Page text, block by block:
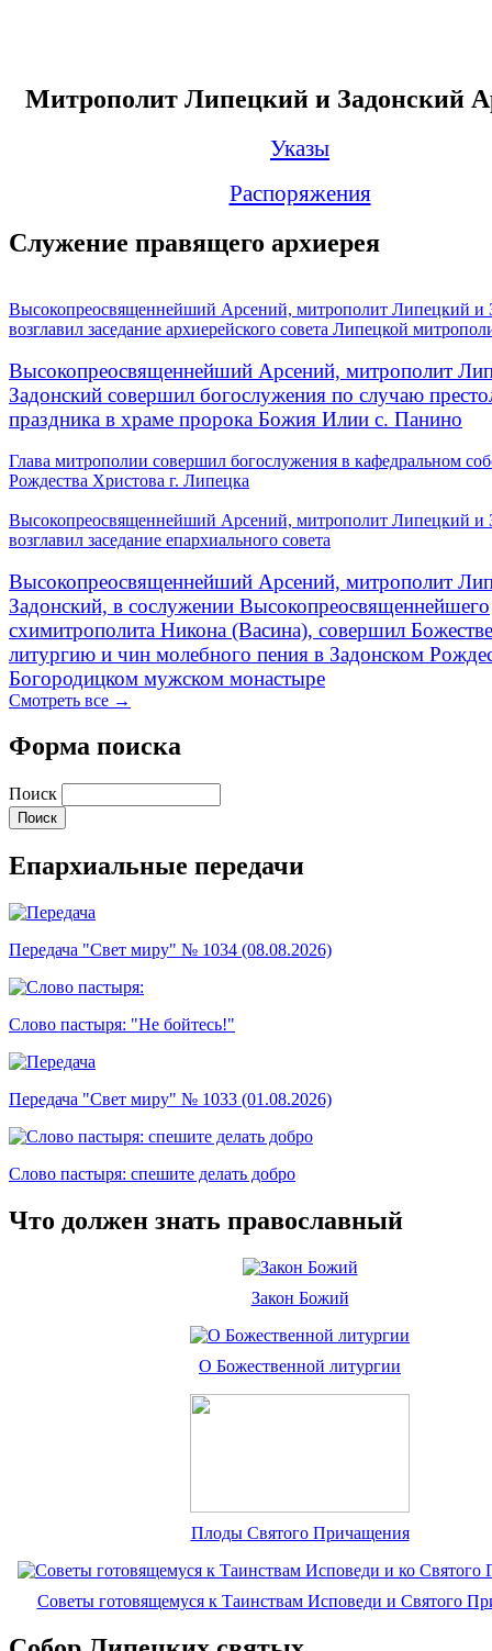
Митрополит Липецкий и Задонский
Указы
Распоряжения
Служение правящего архиерея
Высокопреосвященнейший Арсений, митрополит Липецкий и
возглавил заседание архиерейского совета Липецкой
Высокопреосвященнейший Арсений, митрополит
Задонский совершил богослужения по случаю
праздника в храме пророка Божия Илии с. Панино
Глава митрополии совершил богослужения в кафедральном
Рождества Христова г. Липецка
Высокопреосвященнейший Арсений, митрополит Липецкий и
возглавил заседание епархиального совета
Высокопреосвященнейший Арсений, митрополит
Задонский, в сослужении Высокопреосвященнейшего
схимитрополита Никона (Васина), совершил
литургию и чин молебного пения в Задонском
Богородицком мужском монастыре
Смотреть все →
Форма поиска
Поиск
Епархиальные передачи
Передача "Свет миру" № 1034 (08.08.2026)
Слово пастыря: "Не бойтесь!"
Передача "Свет миру" № 1033 (01.08.2026)
Слово пастыря: спешите делать добро
Что должен знать православный
Закон Божий
О Божественной литургии
Плоды Святого Причащения
Советы готовящемуся к Таинствам Исповеди и Святого